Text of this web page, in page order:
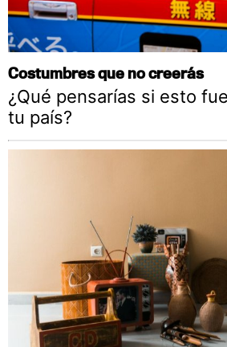
Costumbres que no creerás
¿Qué pensarías si esto
tu país?